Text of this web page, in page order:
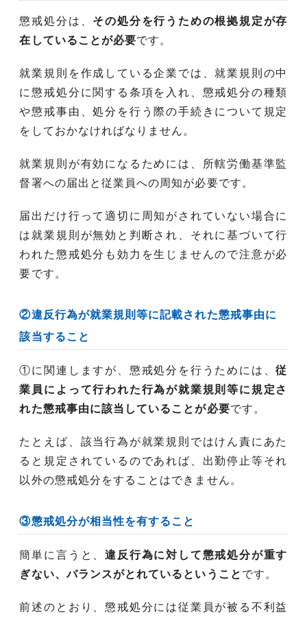
懲戒処分は、 その処分を行うための根拠規定が存
在していることが必要です。
就業規則を作成している企業では、就業規則の中
に懲戒処分に関する条項を入れ、懲戒処分の種類
や懲戒事由、処分を行う際の手続きについて規定
をしておかなければなりません。
就業規則が有効になるためには、所轄労働基準監
督署への届出と従業員への周知が必要です。
届出だけ行って適切に周知がされていない場合に
は就業規則が無効と判断され、それに基づいて行
われた懲戒処分も効力を生じませんので注意が必
要です。
②違反行為が就業規則等に記載された懲戒事由に
該当すること
①に関連しますが、懲戒処分を行うためには、従
業員によって行われた行為が就業規則等に規定さ
れた懲戒事由に該当していることが必要です。
たとえば、該当行為が就業規則ではけん責にあた
ると規定されているのであれば、出勤停止等それ
以外の懲戒処分をすることはできません。
③懲戒処分が相当性を有すること
簡単に言うと、違反行為に対して懲戒処分が重す
ぎない、バランスがとれているということ です。
前述のとおり、懲戒処分には従業員が被る不利益